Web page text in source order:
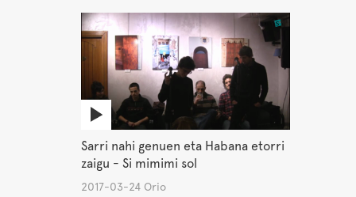
Sarri nahi genuen eta Habana etorri
zaigu - Si mimimi sol
2017-03-24 Orio